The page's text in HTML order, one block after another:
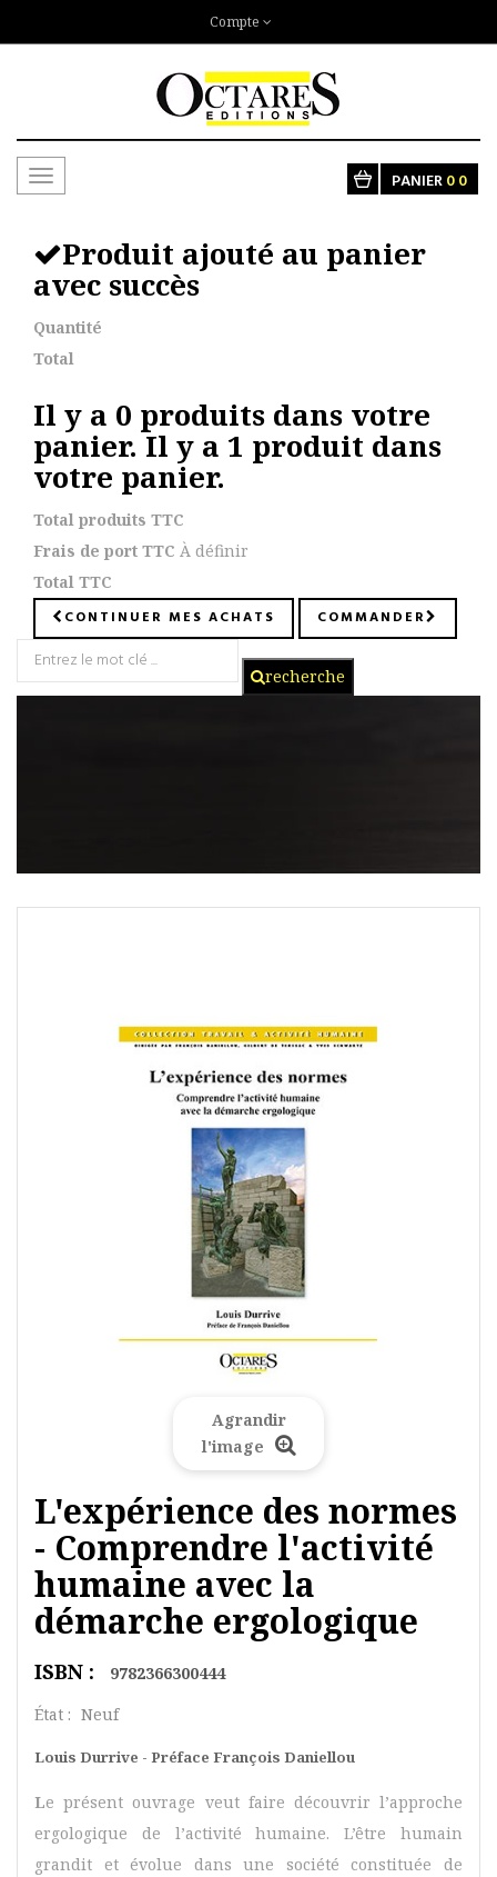
Compte
Toggle
PANIER00
Produit ajouté au panier
avec succès
Quantité
Total
Il y a 0 produits dans votre
panier.Il y a 1 produit dans
votre panier.
Total produits TTC
Frais de port TTC À définir
Total TTC
CONTINUER MES ACHATS COMMANDER
recherche
Agrandir
l'image
L'expérience des normes
- Comprendre l'activité
humaine avec la
démarche ergologique
ISBN :
9782366300444
État : Neuf
Louis Durrive - Préface François Daniellou
Le présent ouvrage veut faire découvrir l’approche
ergologique de l’activité humaine. L’être humain
grandit et évolue dans une société constituée de